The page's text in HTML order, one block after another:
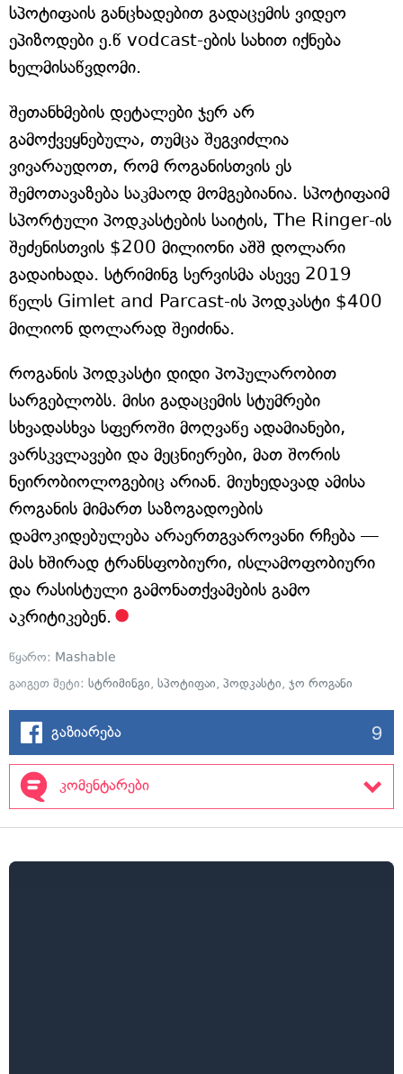
სპოტიფაის განცხადებით გადაცემის ვიდეო
ეპიზოდები ე.წ vodcast-ების სახით იქნება
ხელმისაწვდომი.
შეთანხმების დეტალები ჯერ არ
გამოქვეყნებულა, თუმცა შეგვიძლია
ვივარაუდოთ, რომ როგანისთვის ეს
შემოთავაზება საკმაოდ მომგებიანია. სპოტიფაიმ
სპორტული პოდკასტების საიტის, The Ringer-ის
შეძენისთვის $200 მილიონი აშშ დოლარი
გადაიხადა. სტრიმინგ სერვისმა ასევე 2019
წელს Gimlet and Parcast-ის პოდკასტი $400
მილიონ დოლარად შეიძინა.
როგანის პოდკასტი დიდი პოპულარობით
სარგებლობს. მისი გადაცემის სტუმრები
სხვადასხვა სფეროში მოღვაწე ადამიანები,
ვარსკვლავები და მეცნიერები, მათ შორის
ნეირობიოლოგებიც არიან. მიუხედავად ამისა
როგანის მიმართ საზოგადოების
დამოკიდებულება არაერთგვაროვანი რჩება —
მას ხშირად ტრანსფობიური, ისლამოფობიური
და რასისტული გამონათქვამების გამო
აკრიტიკებენ.
წყარო: Mashable
გაიგეთ მეტი: სტრიმინგი, სპოტიფაი, პოდკასტი, ჯო როგანი
გაზიარება 9
კომენტარები